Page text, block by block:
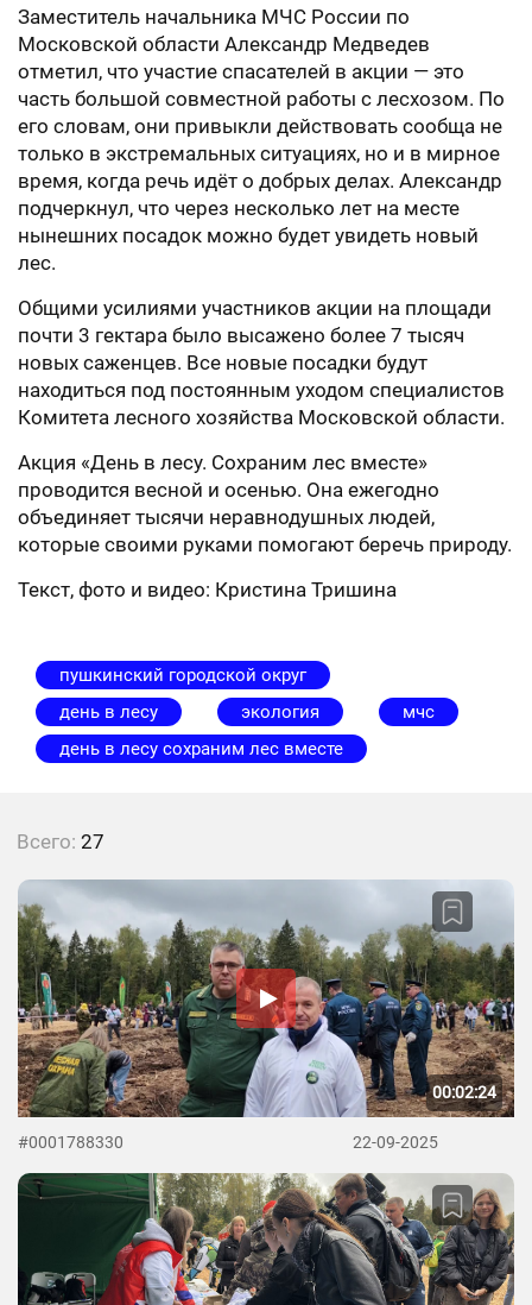
Заместитель начальника МЧС России по
Московской области Александр Медведев
отметил, что участие спасателей в акции — это
часть большой совместной работы с лесхозом. По
его словам, они привыкли действовать сообща не
только в экстремальных ситуациях, но и в мирное
время, когда речь идёт о добрых делах. Александр
подчеркнул, что через несколько лет на месте
нынешних посадок можно будет увидеть новый
лес.
Общими усилиями участников акции на площади
почти 3 гектара было высажено более 7 тысяч
новых саженцев. Все новые посадки будут
находиться под постоянным уходом специалистов
Комитета лесного хозяйства Московской области.
Акция «День в лесу. Сохраним лес вместе»
проводится весной и осенью. Она ежегодно
объединяет тысячи неравнодушных людей,
которые своими руками помогают беречь природу.
Текст, фото и видео: Кристина Тришина
пушкинский городской округ
день в лесу
экология
мчс
день в лесу сохраним лес вместе
Всего: 27
00:02:24
#0001788330 22-09-2025